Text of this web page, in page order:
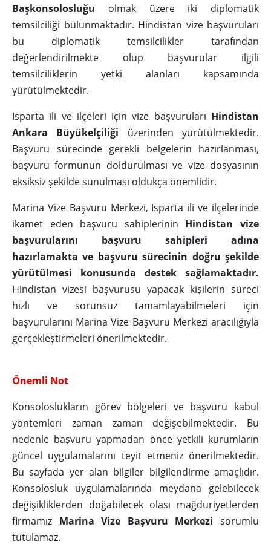
Başkonsolosluğu olmak üzere iki diplomatik
temsilciliği bulunmaktadır. Hindistan vize başvuruları
bu diplomatik temsilcilikler tarafından
değerlendirilmekte olup başvurular ilgili
temsilciliklerin yetki alanları kapsamında
yürütülmektedir.
Isparta ili ve ilçeleri için vize başvuruları Hindistan
Ankara Büyükelçiliği üzerinden yürütülmektedir.
Başvuru sürecinde gerekli belgelerin hazırlanması,
başvuru formunun doldurulması ve vize dosyasının
eksiksiz şekilde sunulması oldukça önemlidir.
Marina Vize Başvuru Merkezi, Isparta ili ve ilçelerinde
ikamet eden başvuru sahiplerinin Hindistan vize
başvurularını başvuru sahipleri adına
hazırlamakta ve başvuru sürecinin doğru şekilde
yürütülmesi konusunda destek sağlamaktadır.
Hindistan vizesi başvurusu yapacak kişilerin süreci
hızlı ve sorunsuz tamamlayabilmeleri için
başvurularını Marina Vize Başvuru Merkezi aracılığıyla
gerçekleştirmeleri önerilmektedir.
Önemli Not
Konsoloslukların görev bölgeleri ve başvuru kabul
yöntemleri zaman zaman değişebilmektedir. Bu
nedenle başvuru yapmadan önce yetkili kurumların
güncel uygulamalarını teyit etmeniz önerilmektedir.
Bu sayfada yer alan bilgiler bilgilendirme amaçlıdır.
Konsolosluk uygulamalarında meydana gelebilecek
değişikliklerden doğabilecek olası mağduriyetlerden
firmamız Marina Vize Başvuru Merkezi sorumlu
tutulamaz.